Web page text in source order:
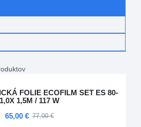
FOLIE ECOFILM SET ES 80-
1,0X 1,5M / 117 W
65,00 € 77,00 €